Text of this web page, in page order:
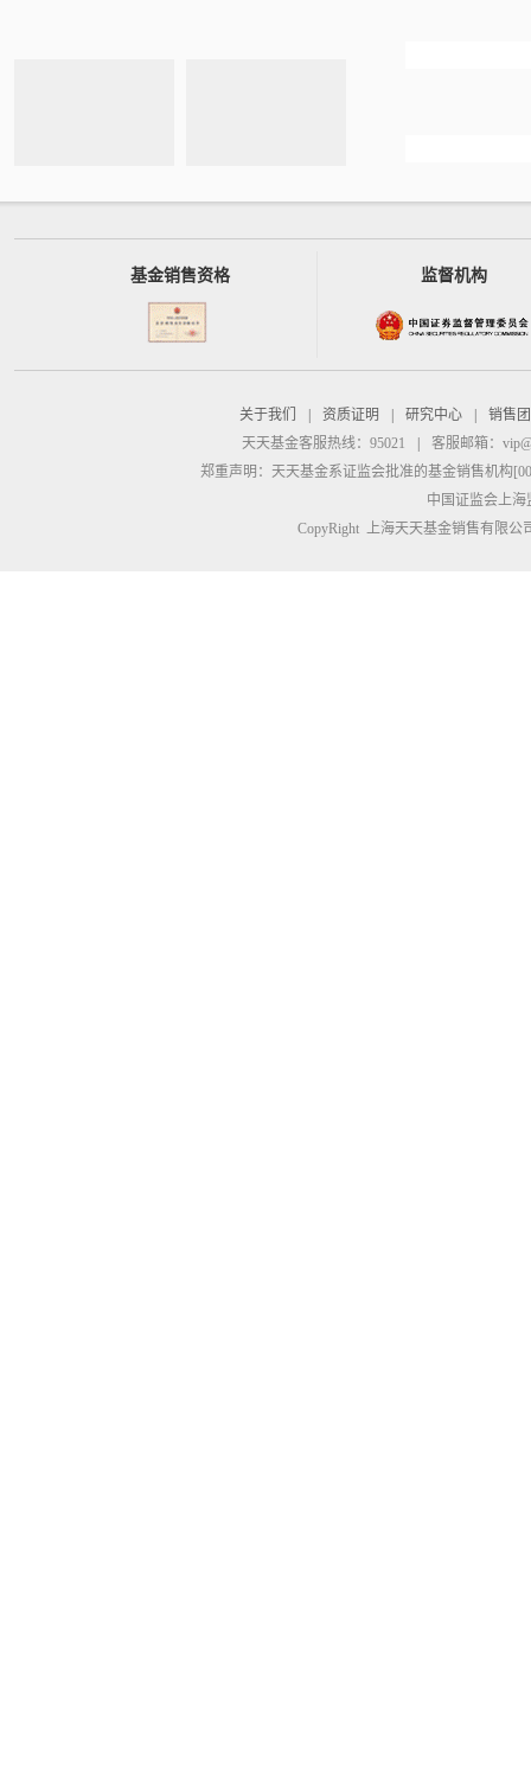
基金销售资格 监督机构
关于我们 资质证明 研究中心
销售
天天基金客服热线：95021
客服邮箱：
郑重声明： 天天基金系证监会批准的基金销售机构
中国证监会上
CopyRight 上海天天基金销售有限